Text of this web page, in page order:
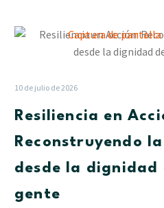
en
10 de julio de 2026
Resiliencia en
Reconstruyendo
desde la dignidad
gente